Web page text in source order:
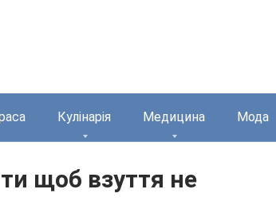
Кулінарія Медицина Мода
щоб взуття не